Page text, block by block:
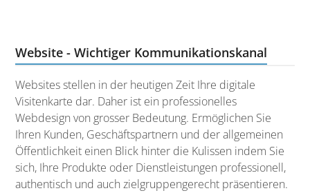
Website - Wichtiger Kommunikationskanal
Websites stellen in der heutigen Zeit Ihre digitale
Visitenkarte dar. Daher ist ein professionelles
Webdesign von grosser Bedeutung. Ermöglichen Sie
Ihren Kunden, Geschäftspartnern und der allgemeinen
Öffentlichkeit einen Blick hinter die Kulissen indem Sie
sich, Ihre Produkte oder Dienstleistungen professionell,
authentisch und auch zielgruppengerecht präsentieren.